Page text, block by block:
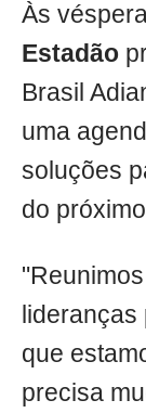
Às
Estadão
Brasil
uma
soluções
do
que
precisa